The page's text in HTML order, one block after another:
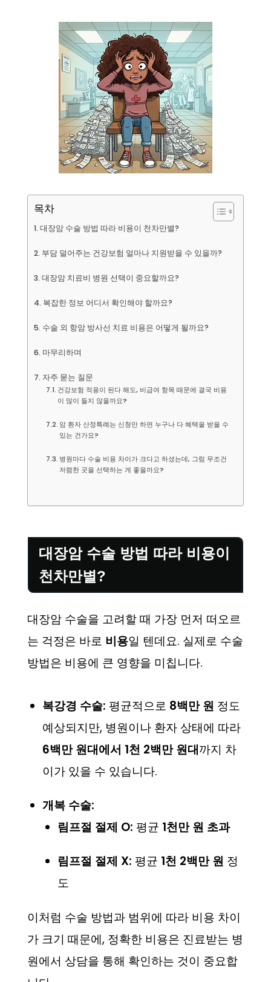
목차
대장암 수술 방법 따라 비용이 천차만별?
부담 덜어주는 건강보험 얼마나 지원받을 수 있을까?
대장암 치료비 병원 선택이 중요할까요?
복잡한 정보 어디서 확인해야 할까요?
수술 외 항암 방사선 치료 비용은 어떻게 될까요?
마무리하며
자주 묻는 질문
건강보험 적용이 된다 해도, 비급여 항목 때문에 결국 비용
이 많이 들지 않을까요?
암 환자 산정특례는 신청만 하면 누구나 다 혜택을 받을 수
있는 건가요?
병원마다 수술 비용 차이가 크다고 하셨는데, 그럼 무조건
저렴한 곳을 선택하는 게 좋을까요?
대장암 수술 방법 따라 비용이
천차만별?
대장암 수술을 고려할 때 가장 먼저 떠오르
는 걱정은 바로 비용일 텐데요. 실제로 수술
방법은 비용에 큰 영향을 미칩니다.
복강경 수술: 평균적으로 8백만 원 정도
예상되지만, 병원이나 환자 상태에 따라
6백만 원대에서 1천 2백만 원대까지 차
이가 있을 수 있습니다.
개복 수술:
림프절 절제 O: 평균 1천만 원 초과
림프절 절제 X: 평균 1천 2백만 원 정
도
이처럼 수술 방법과 범위에 따라 비용 차이
가 크기 때문에, 정확한 비용은 진료받는 병
원에서 상담을 통해 확인하는 것이 중요합